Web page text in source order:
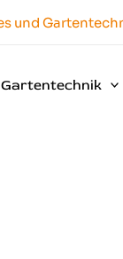
Gartentechnik